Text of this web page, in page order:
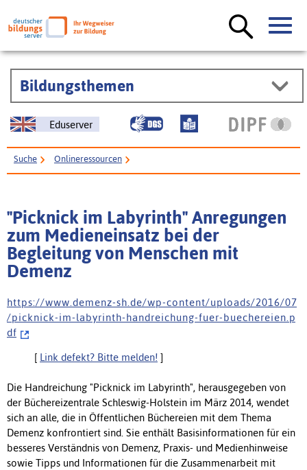
Bildungsthemen
Eduserver
Suche Onlineressourcen
"Picknick im Labyrinth" Anregungen
zum Medieneinsatz bei der
Begleitung von Menschen mit
Demenz
h t t p s : / / w w w . d e m e n z - s h . d e / w p - c o n t e n t / u p l o a d s / 2 0 1 6 / 0 7
/ p i c k n i c k - i m - l a b y r i n t h - h a n d r e i c h u n g - f u e r - b u e c h e r e i e n . p
d f
[ Link defekt? Bitte melden! ]
Die Handreichung "Picknick im Labyrinth", herausgegeben von
der Büchereizentrale Schleswig-Holstein im März 2014, wendet
sich an alle, die in Öffentlichen Büchereien mit dem Thema
Demenz konfrontiert sind. Sie enthält Basisinformationen für ein
besseres Verständnis von Demenz, Praxis- und Medienhinweise
sowie Tipps und Informationen für die Zusammenarbeit mit